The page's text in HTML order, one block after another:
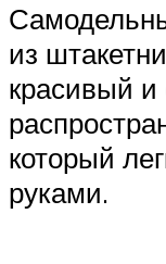
из
красивый
который
руками.